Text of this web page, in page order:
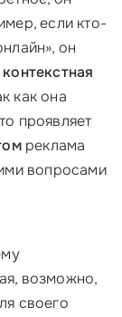
если кто-
он
контекстная
как она
проявляет
реклама
вопросами
возможно,
своего